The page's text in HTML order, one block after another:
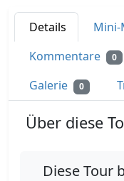
Details Mini-
Kommentare 0
Galerie 0
Über diese
Diese Tour